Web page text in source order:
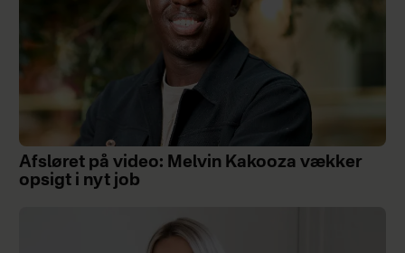
Afsløret på video: Melvin Kakooza vækker
opsigt i nyt job